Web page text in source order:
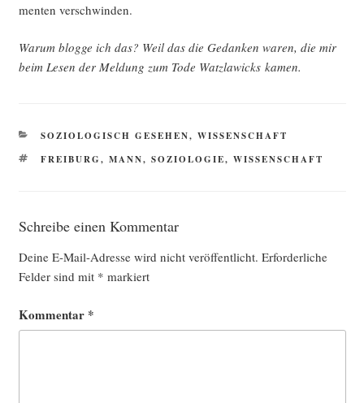
men­ten verschwinden.
War­um blog­ge ich das? Weil das die Gedan­ken waren, die mir
beim Lesen der Mel­dung zum Tode Watz­la­wicks kamen.
KATEGORIEN
SOZIOLOGISCH GESEHEN, WISSENSCHAFT
SCHLAGWÖRTER
FREIBURG, MANN, SOZIOLOGIE, WISSENSCHAFT
Schreibe einen Kommentar
Deine E-Mail-Adresse wird nicht veröffentlicht. Erforderliche
Felder sind mit * markiert
Kommentar *